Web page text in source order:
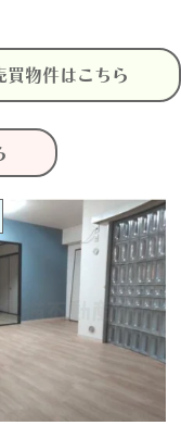
買物件はこちら